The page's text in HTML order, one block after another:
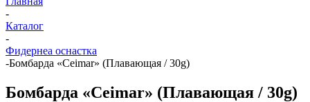
-
Каталог
-
Фидернеа оснастка
-Бомбарда «Ceimar» (Плавающая / 30g)
Бомбарда «Ceimar» (Плавающая / 30g)